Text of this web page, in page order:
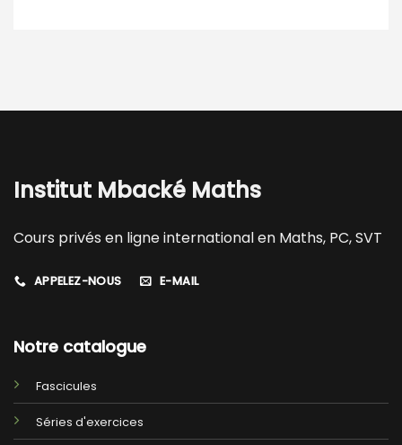
Institut Mbacké Maths
Cours privés en ligne international en Maths, PC, SVT
APPELEZ-NOUS E-MAIL
Notre catalogue
Fascicules
Séries d'exercices